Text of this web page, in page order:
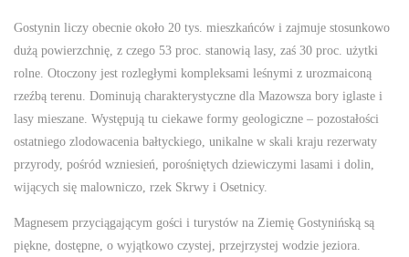
Gostynin liczy obecnie około 20 tys. mieszkańców i zajmuje stosunkowo
dużą powierzchnię, z czego 53 proc. stanowią lasy, zaś 30 proc. użytki
rolne. Otoczony jest rozległymi kompleksami leśnymi z urozmaiconą
rzeźbą terenu. Dominują charakterystyczne dla Mazowsza bory iglaste i
lasy mieszane. Występują tu ciekawe formy geologiczne – pozostałości
ostatniego zlodowacenia bałtyckiego, unikalne w skali kraju rezerwaty
przyrody, pośród wzniesień, porośniętych dziewiczymi lasami i dolin,
wijących się malowniczo, rzek Skrwy i Osetnicy.
Magnesem przyciągającym gości i turystów na Ziemię Gostynińską są
piękne, dostępne, o wyjątkowo czystej, przejrzystej wodzie jeziora.